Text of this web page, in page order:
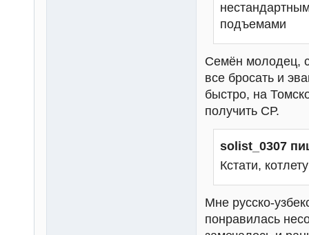
подъемами
Семён молодец,
все бросать и
быстро, на
получить СР.
solist_0307
Кстати,
Мне русско-
понравилась